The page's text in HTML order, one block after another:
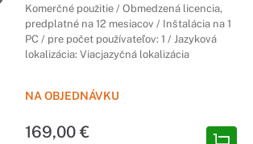
Komerčné použitie / Obmedzená licencia,
predplatné na 12 mesiacov / Inštalácia na 1
PC / pre počet používateľov: 1 / Jazyková
lokalizácia: Viacjazyčná lokalizácia
NA OBJEDNÁVKU
169,00 €